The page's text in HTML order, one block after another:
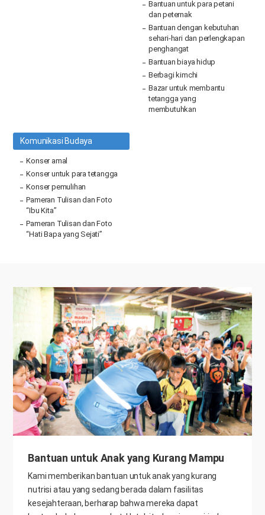
Bantuan untuk para petani
dan peternak
Bantuan dengan kebutuhan
sehari-hari dan perlengkapan
penghangat
Bantuan biaya hidup
Berbagi kimchi
Bazar untuk membantu
tetangga yang
membutuhkan
Komunikasi Budaya
Konser amal
Konser untuk para tetangga
Konser pemulihan
Pameran Tulisan dan Foto
“Ibu Kita”
Pameran Tulisan dan Foto
“Hati Bapa yang Sejati”
Bantuan untuk Anak yang Kurang Mampu
Kami memberikan bantuan untuk anak yang kurang
nutrisi atau yang sedang berada dalam fasilitas
kesejahteraan, berharap bahwa mereka dapat